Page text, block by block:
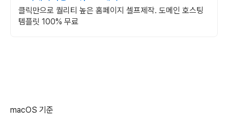
클릭만으로 퀄리티 높은 홈페이지 셀프제작. 도메인 호스팅
템플릿 100% 무료
macOS 기준